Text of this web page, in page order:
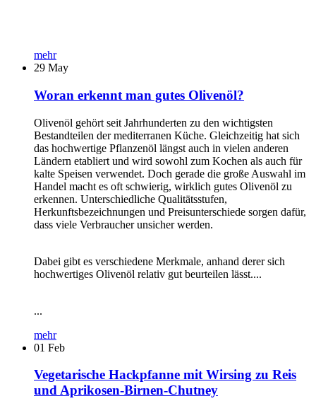
mehr
29 May
Woran erkennt man gutes Olivenöl?
Olivenöl gehört seit Jahrhunderten zu den wichtigsten
Bestandteilen der mediterranen Küche. Gleichzeitig hat sich
das hochwertige Pflanzenöl längst auch in vielen anderen
Ländern etabliert und wird sowohl zum Kochen als auch für
kalte Speisen verwendet. Doch gerade die große Auswahl im
Handel macht es oft schwierig, wirklich gutes Olivenöl zu
erkennen. Unterschiedliche Qualitätsstufen,
Herkunftsbezeichnungen und Preisunterschiede sorgen dafür,
dass viele Verbraucher unsicher werden.
Dabei gibt es verschiedene Merkmale, anhand derer sich
hochwertiges Olivenöl relativ gut beurteilen lässt....
...
mehr
01 Feb
Vegetarische Hackpfanne mit Wirsing zu Reis
und Aprikosen-Birnen-Chutney